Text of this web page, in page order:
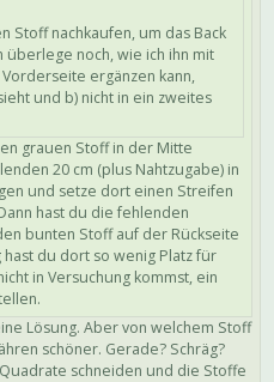
Stoff nachkaufen, um das Back
überlege noch, wie ich ihn mit
ergänzen kann,
und b) nicht in ein zweites
grauen Stoff in der Mitte
20 cm (plus Nahtzugabe) in
und setze dort einen Streifen
hast du die fehlenden
bunten Stoff auf der Rückseite
du dort so wenig Platz für
in Versuchung kommst, ein
Lösung. Aber von welchem Stoff
schöner. Gerade? Schräg?
schneiden und die Stoffe